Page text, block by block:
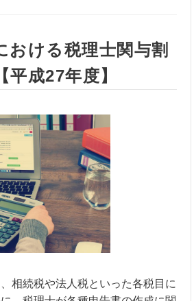
おける税理士関与割
成27年度】
相続税や法人税といった各税目に